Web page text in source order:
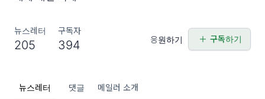
뉴스레터
205
구독자
394 응원하기 구독하기
뉴스레터 댓글 메일러 소개